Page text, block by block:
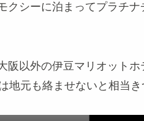
クシーに泊まってプラチ
阪以外の伊豆マリオット
地元も絡ませないと相当き